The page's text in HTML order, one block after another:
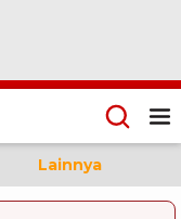
Lainnya